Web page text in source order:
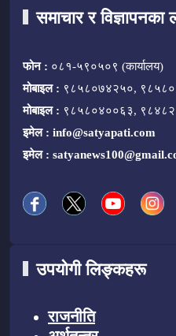
समाचार र विज्ञापनका
फोन : ०८१-५९०५०९ (कार्यालय)
मोबाइल : ९८५८०७४२५०,
मोबाइल : ९८५८०४००६३,
इमेल : info@satyapati.com
इमेल :
उपयोगी लिङ्कहरू
राजनीति